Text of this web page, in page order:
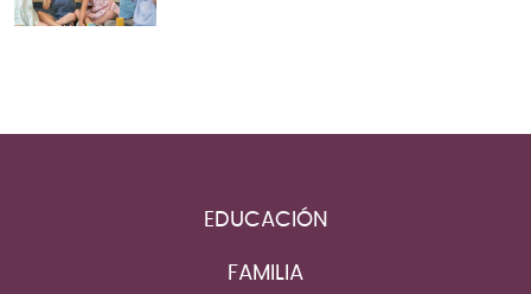
EDUCACIÓN
FAMILIA